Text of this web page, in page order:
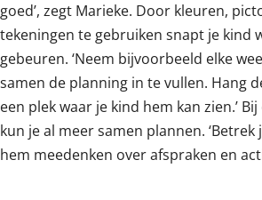
goed’, zegt Marieke. Door kleuren,
tekeningen te gebruiken snapt je kind
gebeuren. ‘Neem bijvoorbeeld elke
samen de planning in te vullen. Hang
een plek waar je kind hem kan zien.’
kun je al meer samen plannen.
hem meedenken over afspraken en